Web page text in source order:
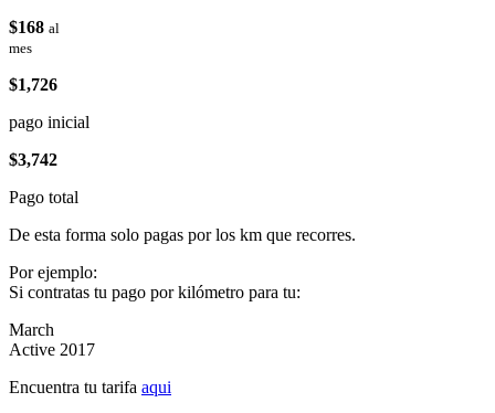
$168 al
mes
$1,726
pago inicial
$3,742
Pago total
De esta forma solo pagas por los km que recorres.
Por ejemplo:
Si contratas tu pago por kilómetro para tu:
March
Active 2017
Encuentra tu tarifa aqui